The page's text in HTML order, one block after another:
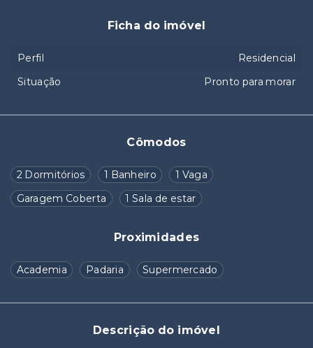
Cômodos
2 Dormitórios 1 Banheiro
1 Vaga
Garagem Coberta
1 Sala de estar
Proximidades
Academia Padaria Supermercado
Descrição do imóvel
Ficha do imóvel
Perfil
Residencial
Situação
Pronto para morar